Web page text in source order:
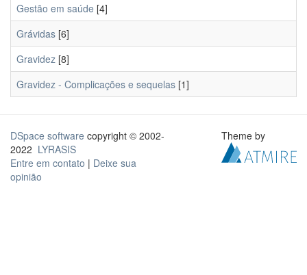
Gestão em saúde [4]
Grávidas [6]
Gravidez [8]
Gravidez - Complicações e sequelas [1]
DSpace software copyright © 2002-
2022 LYRASIS
Entre em contato | Deixe sua
opinião
Theme by